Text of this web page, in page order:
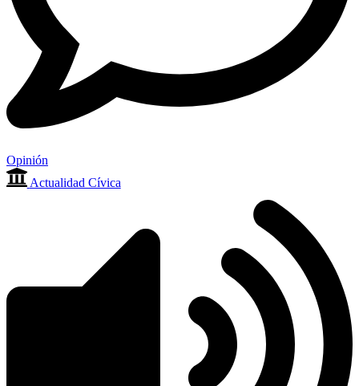
Opinión
Actualidad Cívica